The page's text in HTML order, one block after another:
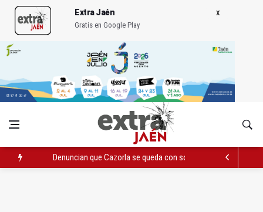
Extra Jaén
Gratis en Google Play
Denuncian que Cazorla se queda con solo dos bomberos por